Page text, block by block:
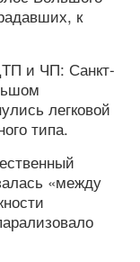
к
и ЧП: Санкт-
легковой
типа.
«между